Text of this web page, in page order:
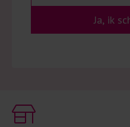
Ja, ik